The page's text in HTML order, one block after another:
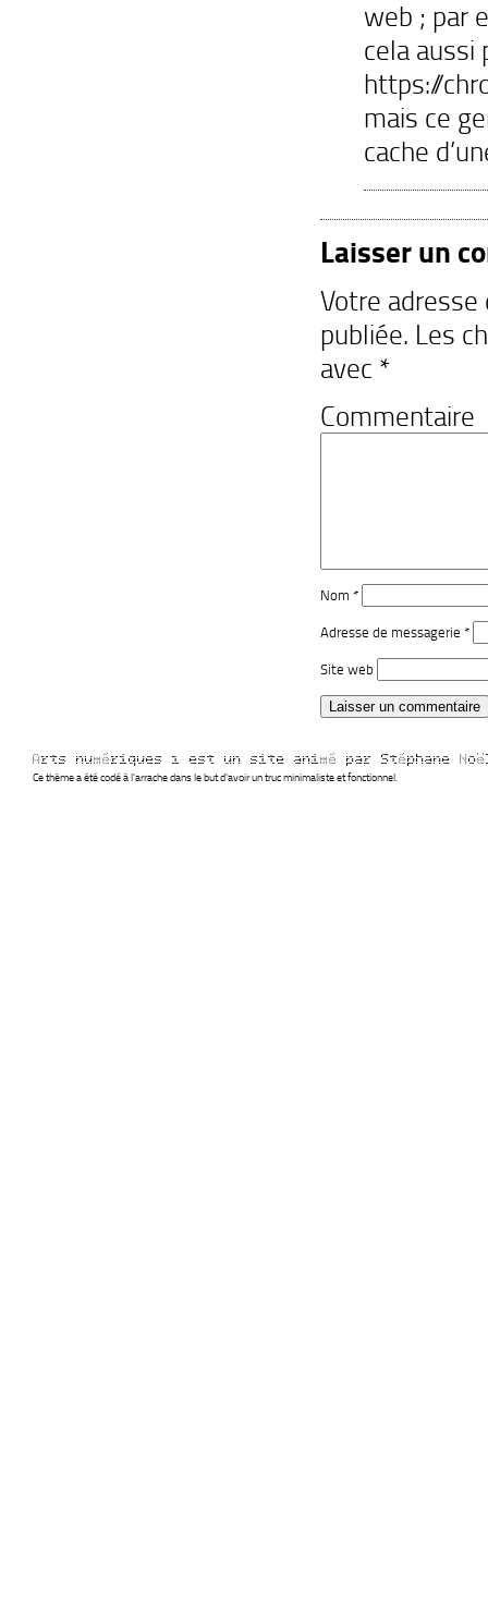
web ; par
cela aussi
https://
mais ce
cache
Laisser un
Votre
publiée. Les
avec *
Commentaire
Nom *
Adresse de messagerie *
Site web
Arts numériques 1 est un site animé par Stéphane
Ce thème a été codé à l'arrache dans le but d'avoir un truc minimaliste et fonctionnel.